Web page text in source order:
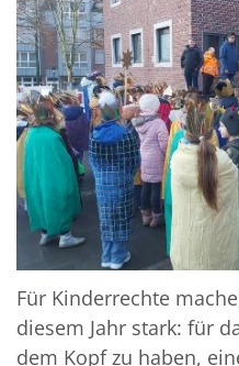
Für Kinderrechte
diesem Jahr stark: für
dem Kopf zu haben,